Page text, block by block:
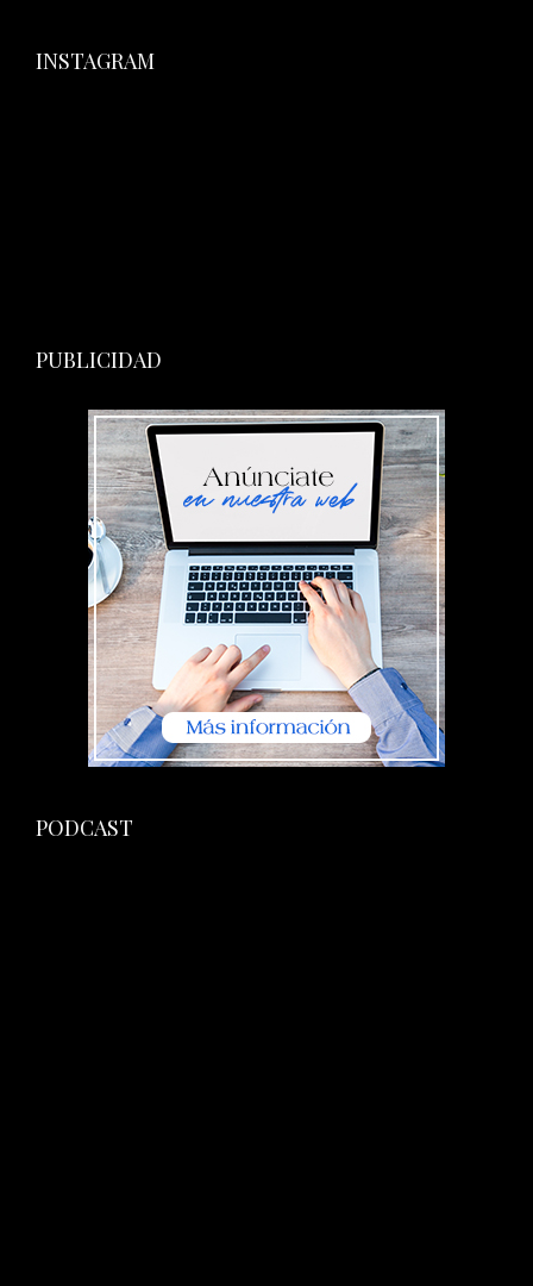
INSTAGRAM
PUBLICIDAD
PODCAST